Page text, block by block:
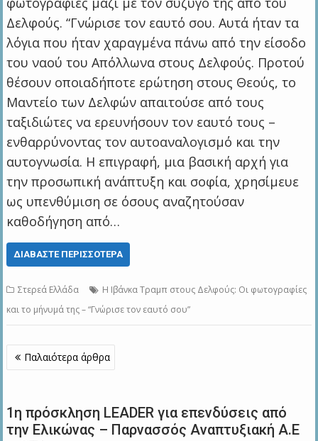
Δελφούς. “Γνώρισε τον εαυτό σου. Αυτά ήταν τα
λόγια που ήταν χαραγμένα πάνω από την είσοδο
του ναού του Απόλλωνα στους Δελφούς. Προτού
θέσουν οποιαδήποτε ερώτηση στους Θεούς, το
Μαντείο των Δελφών απαιτούσε από τους
ταξιδιώτες να ερευνήσουν τον εαυτό τους –
ενθαρρύνοντας τον αυτοαναλογισμό και την
αυτογνωσία. Η επιγραφή, μια βασική αρχή για
την προσωπική ανάπτυξη και σοφία, χρησίμευε
ως υπενθύμιση σε όσους αναζητούσαν
καθοδήγηση από…
ΔΙΑΒΆΣΤΕ ΠΕΡΙΣΣΌΤΕΡΑ
Στερεά Ελλάδα
Η Ιβάνκα Τραμπ στους Δελφούς: Οι φωτογραφίες
και το μήνυμά της – “Γνώρισε τον εαυτό σου”
Πλοήγηση
άρθρων
Παλαιότερα άρθρα
1η πρόσκληση LEADER για επενδύσεις από
την Ελικώνας – Παρνασσός Αναπτυξιακή Α.Ε